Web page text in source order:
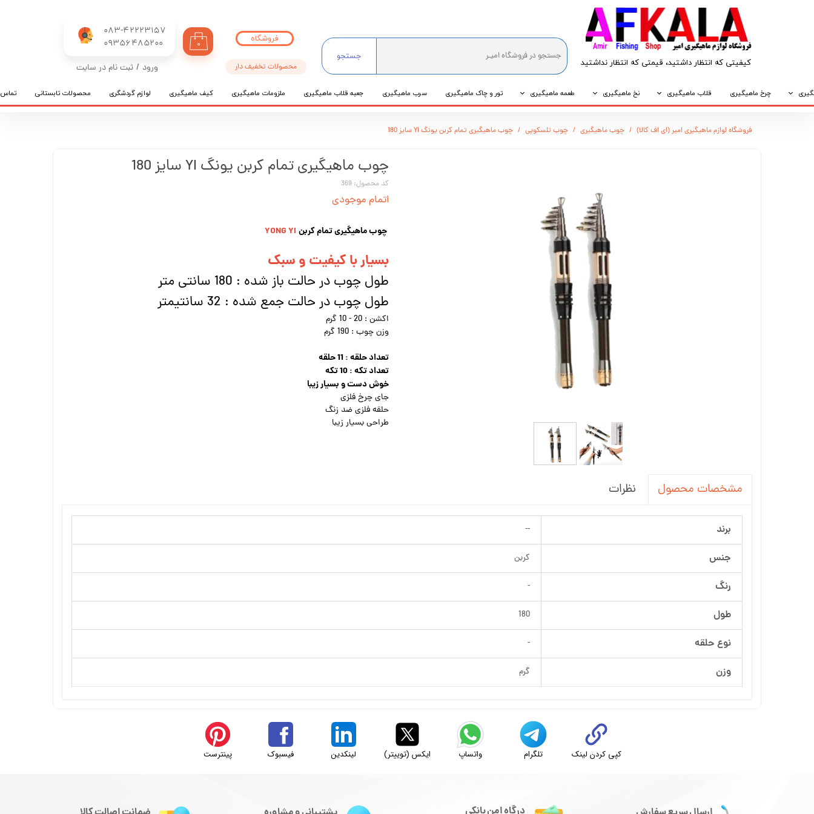
کیفیتی که انتظار داشتید، قیمتی که انتظار نداشتید​​​​​​​
083-42223157
​​​​​​​09356485200
جستجو
۰
ورود / ثبت نام در سایت
تغییر گذر واژه
چرخ ماهیگیری قلاب ماهیگیری نخ ماهیگیری طعمه ماهیگیری تور و چاک ماهیگیری سرب ماهیگیری جعبه قلاب ماهیگیری ملزومات ماهیگیری کیف ماهیگیری لوازم گردشگری محصولات تابستانی تماس
محصولات تخفیف دار
فروشگاه
فروشگاه لوازم ماهیگیری امیر (ای اف کالا) چوب ماهیگیری چوب تلسکوپی چوب ماهیگیری تمام کربن یونگ YI سایز 180
چوب ماهیگیری تمام کربن یونگ YI سایز 180
کد محصول: 369
اتمام موجودی
چوب ماهیگیری تمام کربن YONG YI
بسیار با کیفیت و سبک
طول چوب در حالت باز شده : 180 سانتی متر
طول چوب در حالت جمع شده : 32 سانتیمتر
اکشن : 20 - 10 گرم
وزن چوب : 190 گرم
تعداد حلقه : 11 حلقه
تعداد تکه : 10 تکه
خوش دست و بسیار زیبا
جای چرخ فلزی
حلقه فلزی ضد زنگ
طراحی بسیار زیبا
مشخصات محصول نظرات
برند --
جنس کربن
رنگ -
طول 180
نوع حلقه -
وزن گرم
کپی کردن لینک تلگرام واتساپ ایکس (توییتر) لینکدین فیسبوک پینترست